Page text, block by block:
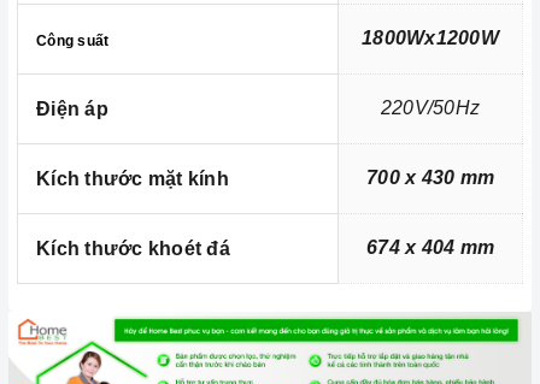
Ảnh minh họa
Chúng tôi không chỉ biết bán mà còn quan tâm đến trải nghiệm
Công suất 1800Wx1200W
Điện áp 220V/50Hz
Kích thước mặt kính 700 x 430 mm
Kích thước khoét đá 674 x 404 mm